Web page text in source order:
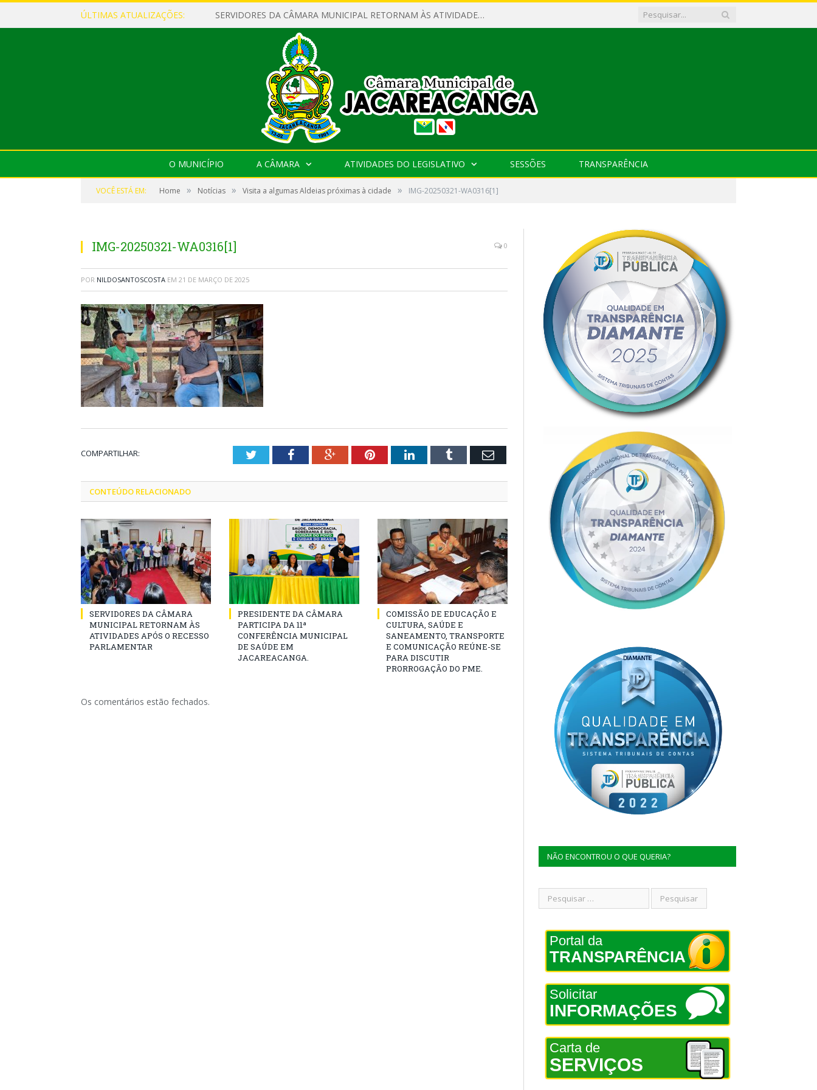
ÚLTIMAS ATUALIZAÇÕES: SERVIDORES DA CÂMARA MUNICIPAL RETORNAM ÀS ATIVIDADES APÓS O RECESSO PARLAMENTAR
O MUNICÍPIO A CÂMARA ATIVIDADES DO LEGISLATIVO SESSÕES TRANSPARÊNCIA
VOCÊ ESTÁ EM: Home » Notícias » Visita a algumas Aldeias próximas à cidade » IMG-20250321-WA0316[1]
IMG-20250321-WA0316[1] 0
POR NILDOSANTOSCOSTA EM 21 DE MARÇO DE 2025
COMPARTILHAR: TwitterFacebookGoogle+PinterestLinkedInTumblr Email
CONTEÚDO RELACIONADO
SERVIDORES DA CÂMARA
MUNICIPAL RETORNAM ÀS
ATIVIDADES APÓS O RECESSO
PARLAMENTAR
PRESIDENTE DA CÂMARA
PARTICIPA DA 11ª
CONFERÊNCIA MUNICIPAL
DE SAÚDE EM
JACAREACANGA.
COMISSÃO DE EDUCAÇÃO E
CULTURA, SAÚDE E
SANEAMENTO, TRANSPORTE
E COMUNICAÇÃO REÚNE-SE
PARA DISCUTIR
PRORROGAÇÃO DO PME.
Os comentários estão fechados.
NÃO ENCONTROU O QUE QUERIA?
Portal da
TRANSPARÊNCIA
Solicitar
INFORMAÇÕES
Carta de
SERVIÇOS